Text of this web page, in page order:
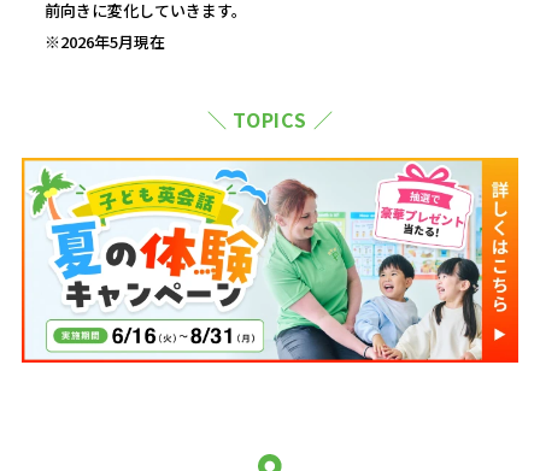
前向きに変化していきます。
※2026年5月現在
＼ TOPICS ／